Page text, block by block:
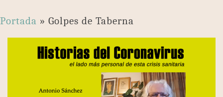
Portada » Golpes de Taberna